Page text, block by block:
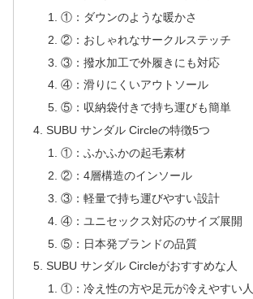
①：ダウンのような暖かさ
②：おしゃれなサークルステッチ
③：撥水加工で外履きにも対応
④：滑りにくいアウトソール
⑤：収納袋付きで持ち運びも簡単
SUBU サンダル Circleの特徴5つ
①：ふかふかの起毛素材
②：4層構造のインソール
③：軽量で持ち運びやすい設計
④：ユニセックス対応のサイズ展開
⑤：日本発ブランドの品質
SUBU サンダル Circleがおすすめな人
①：冷え性の方や足元が冷えやすい人